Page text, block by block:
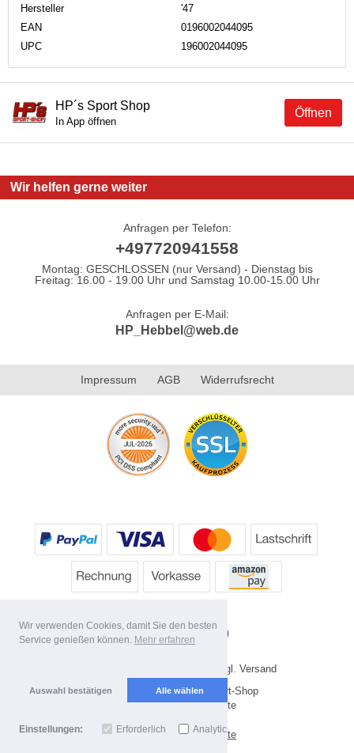
Wir verwenden Cookies, damit Sie den besten
Service genießen können. Mehr erfahren
Auswahl bestätigen Alle wählen
Einstellungen: Erforderlich Analytics
Hersteller
'47
EAN
0196002044095
UPC
196002044095
Öffnen
HP´s Sport Shop
In App öffnen
Wir helfen gerne weiter
Anfragen per Telefon:
+497720941558
Montag: GESCHLOSSEN (nur Versand) - Dienstag bis
Freitag: 16.00 - 19.00 Uhr und Samstag 10.00-15.00 Uhr
Anfragen per E-Mail:
HP_Hebbel@web.de
Impressum AGB Widerrufsrecht
* Alle Preise inkl. MwSt. evtl. zzgl. Versand
Copyright 2026 by HP's Sport-Shop
Mobile Shop by Shopgate
Zur klassischen Webseite